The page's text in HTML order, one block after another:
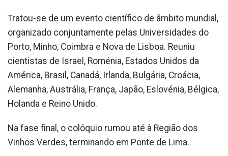
Tratou-se de um evento científico de âmbito mundial,
organizado conjuntamente pelas Universidades do
Porto, Minho, Coimbra e Nova de Lisboa. Reuniu
cientistas de Israel, Roménia, Estados Unidos da
América, Brasil, Canadá, Irlanda, Bulgária, Croácia,
Alemanha, Austrália, França, Japão, Eslovénia, Bélgica,
Holanda e Reino Unido.
Na fase final, o colóquio rumou até à Região dos
Vinhos Verdes, terminando em Ponte de Lima.